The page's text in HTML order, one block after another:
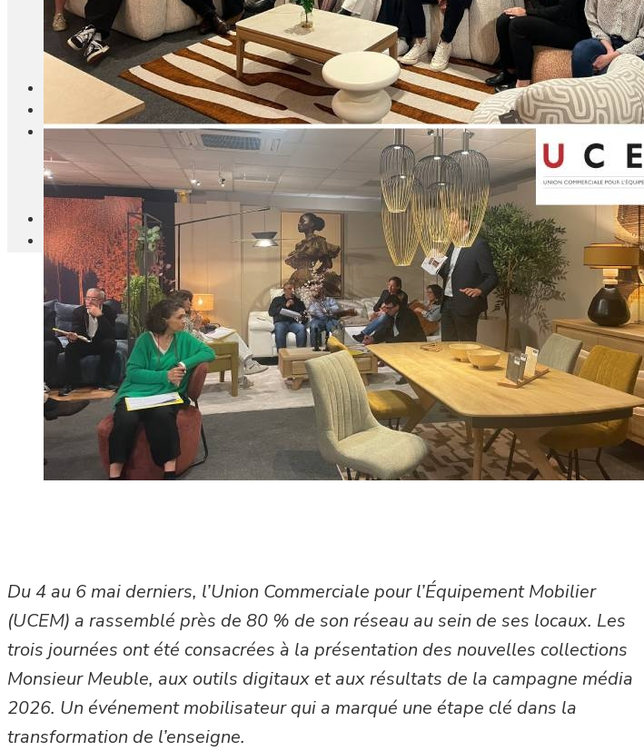
Mobilier
Cuisine
Brico Jardin
Newsletter
Nos autres titres
Faire Savoir Faire
Aviasport
Univers Made in France
Qui sommes-nous
Contact
Du 4 au 6 mai derniers, l’Union Commerciale pour l’Équipement Mobilier
(UCEM) a rassemblé près de 80 % de son réseau au sein de ses locaux. Les
trois journées ont été consacrées à la présentation des nouvelles collections
Monsieur Meuble, aux outils digitaux et aux résultats de la campagne média
2026. Un événement mobilisateur qui a marqué une étape clé dans la
transformation de l’enseigne.